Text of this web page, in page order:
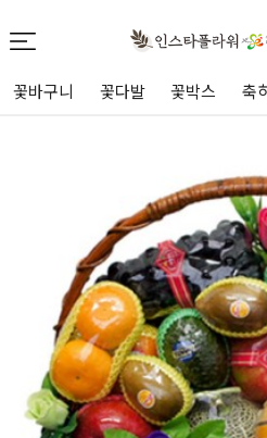
꽃바구니 꽃다발 꽃박스 축